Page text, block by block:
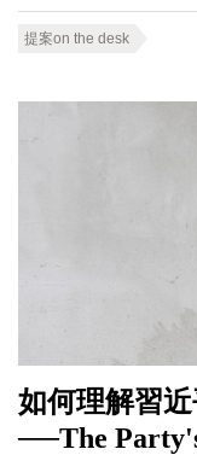
提案on the desk
如何理解習
──The